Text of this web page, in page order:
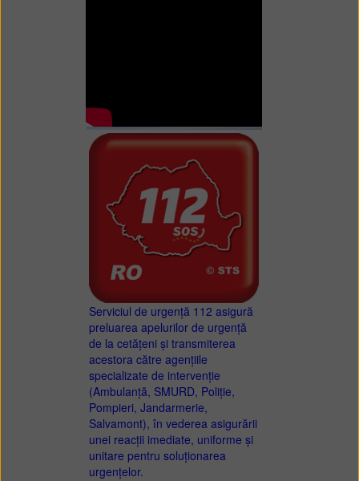
Serviciul de urgență 112 asigură
preluarea apelurilor de urgență
de la cetățeni și transmiterea
acestora către agențiile
specializate de intervenție
(Ambulanță, SMURD, Poliție,
Pompieri, Jandarmerie,
Salvamont), în vederea asigurării
unei reacții imediate, uniforme și
unitare pentru soluționarea
urgențelor.